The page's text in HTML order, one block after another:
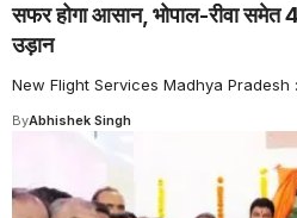
सफर होगा आसान, भोपाल-रीवा समेत
उड़ान
New Flight Services Madhya Pradesh :
ByAbhishek Singh